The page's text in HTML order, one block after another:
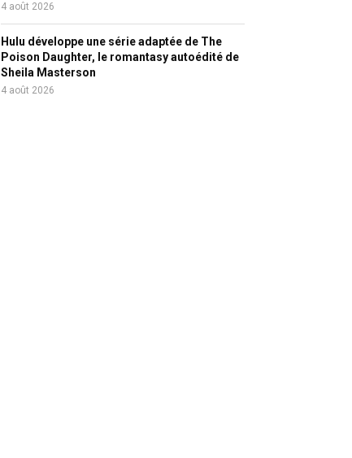
4 août 2026
Hulu développe une série adaptée de The
Poison Daughter, le romantasy autoédité de
Sheila Masterson
4 août 2026